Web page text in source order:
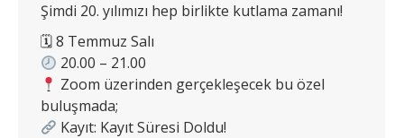
Şimdi 20. yılımızı hep birlikte kutlama zamanı!
🗓 8 Temmuz Salı
20.00 – 21.00
Zoom üzerinden gerçekleşecek bu özel
buluşmada;
Kayıt: Kayıt Süresi Doldu!